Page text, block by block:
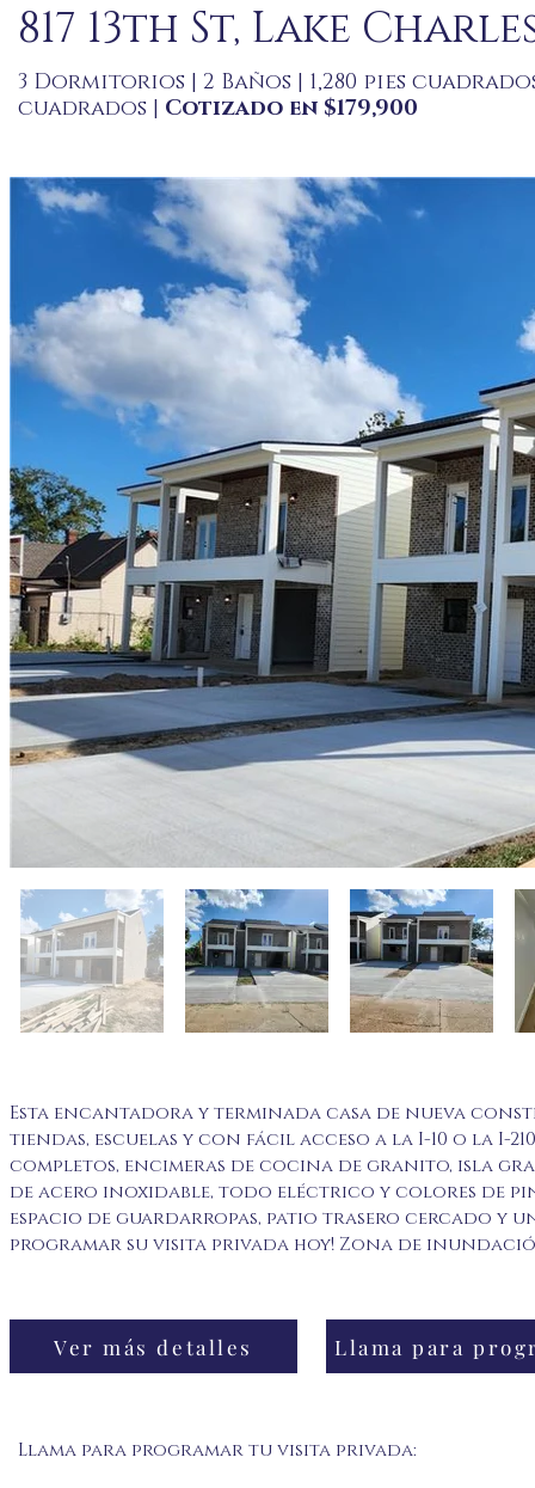
817 13th St, Lake
3 Dormitorios | 2 Baños | 1,280 pies
cuadrados | Cotizado en $179,900
Esta encantadora y terminada casa de nueva
tiendas, escuelas y con fácil acceso a la I-10 o la I-
completos, encimeras de cocina de granito, isla
de acero inoxidable, todo eléctrico y colores de
espacio de guardarropas, patio trasero cercado y
programar su visita privada hoy! Zona de inundación
Ver más detalles
Llama para programar tu visita privada: